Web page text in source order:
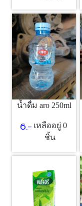
น้ำดื่ม aro 250ml
6.- เหลืออยู่ 0
ชิ้น